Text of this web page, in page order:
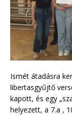
Ismét átadásra
libertasgyűjtő
kapott, és egy
helyezett, a 7.a ,